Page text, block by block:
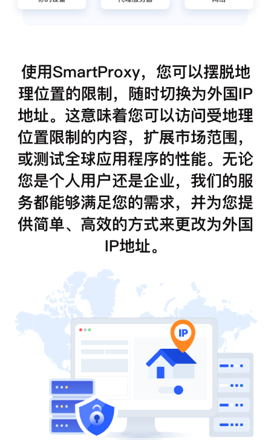
使用SmartProxy，您可以摆脱地
理位置的限制，随时切换为外国IP
地址。这意味着您可以访问受地理
位置限制的内容，扩展市场范围，
或测试全球应用程序的性能。无论
您是个人用户还是企业，我们的服
务都能够满足您的需求，并为您提
供简单、高效的方式来更改为外国
IP地址。